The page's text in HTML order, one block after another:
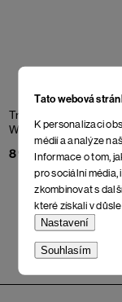
Tato webová
K personalizaci
médií a analýze
Informace o tom,
pro sociální média,
zkombinovat s
které získali v
Nastavení
Souhlasím
Triko Canis Somnius
White
898 Kč